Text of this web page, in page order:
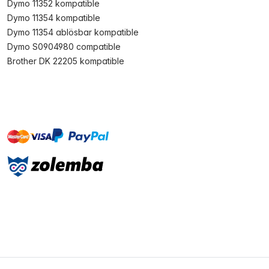
Dymo 11352 kompatible
Dymo 11354 kompatible
Dymo 11354 ablösbar kompatible
Dymo S0904980 compatible
Brother DK 22205 kompatible
mastervisa paypal